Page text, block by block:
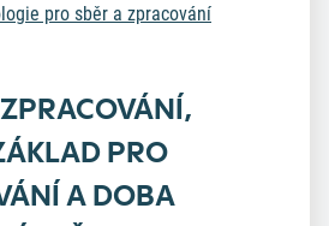
pro sběr a zpracování
PRO
A DOBA